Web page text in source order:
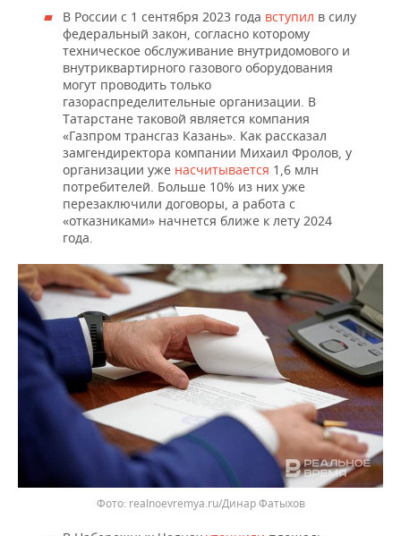
В России с 1 сентября 2023 года вступил в силу
федеральный закон, согласно которому
техническое обслуживание внутридомового и
внутриквартирного газового оборудования
могут проводить только
газораспределительные организации. В
Татарстане таковой является компания
«Газпром трансгаз Казань». Как рассказал
замгендиректора компании Михаил Фролов, у
организации уже насчитывается 1,6 млн
потребителей. Больше 10% из них уже
перезаключили договоры, а работа с
«отказниками» начнется ближе к лету 2024
года.
realnoevremya.ru/Динар Фатыхов